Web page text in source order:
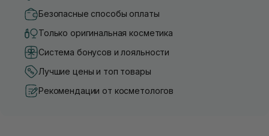
Безопасные способы оплаты
Только оригинальная косметика
Система бонусов и лояльности
Лучшие цены и топ товары
Рекомендации от косметологов